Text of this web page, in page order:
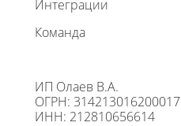
Интеграции
Команда
ИП Олаев В.А.
ОГРН: 314213016200017
ИНН: 212810656614